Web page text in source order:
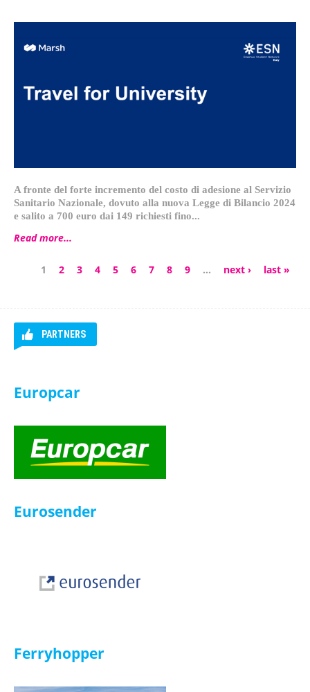
A fronte del forte incremento del costo di adesione al Servizio
Sanitario Nazionale, dovuto alla nuova Legge di Bilancio 2024
e salito a 700 euro dai 149 richiesti fino...
Read more...
Pagine
1 2 3 4 5 6 7 8 9 … next › last »
PARTNERS
Europcar
Eurosender
Ferryhopper
Gomry